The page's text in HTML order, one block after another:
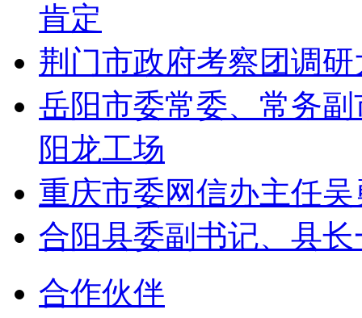
肯定
荆门市政府考察团调
岳阳市委常委、常务
阳龙工场
重庆市委网信办主任
合阳县委副书记、县
合作伙伴